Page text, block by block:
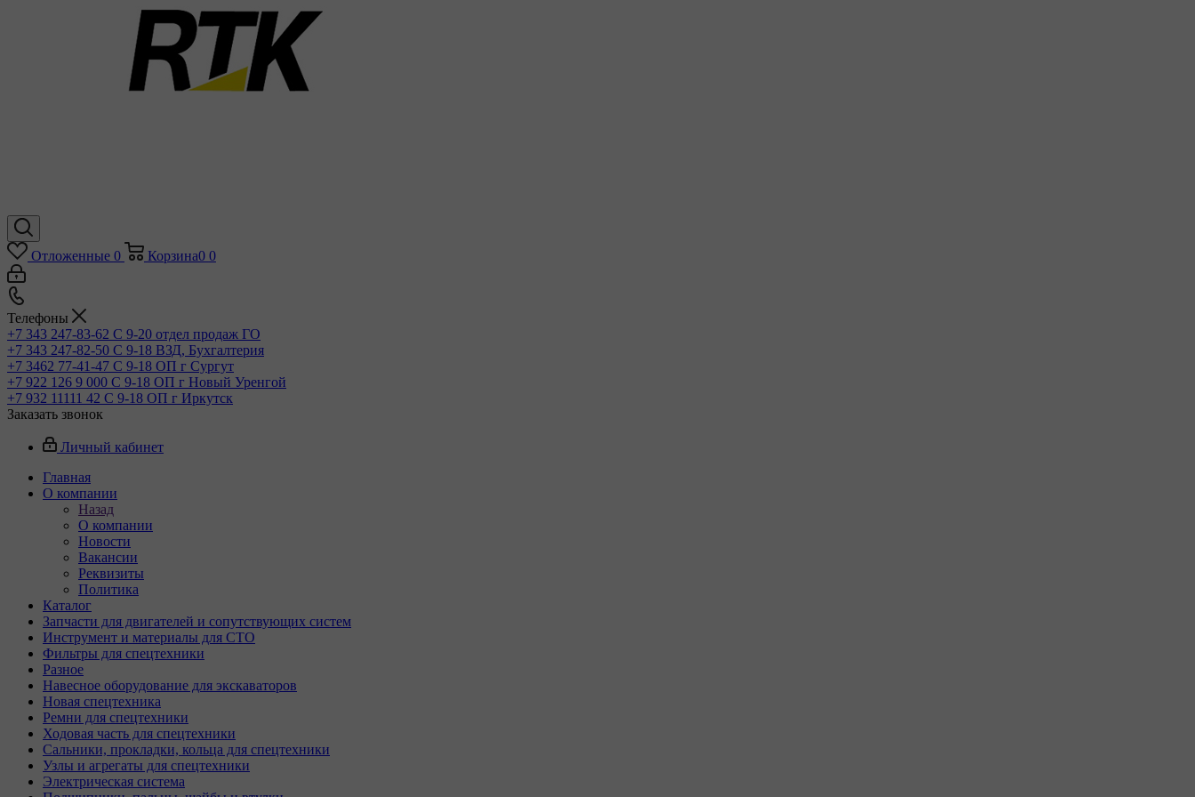
Отложенные 0 Корзина0 0
Телефоны
+7 343 247-83-62 С 9-20 отдел продаж ГО
+7 343 247-82-50 С 9-18 ВЗД, Бухгалтерия
+7 3462 77-41-47 С 9-18 ОП г Сургут
+7 922 126 9 000 С 9-18 ОП г Новый Уренгой
+7 932 11111 42 С 9-18 ОП г Иркутск
Заказать звонок
Личный кабинет
Главная
О компании
Назад
О компании
Новости
Вакансии
Реквизиты
Политика
Каталог
Запчасти для двигателей и сопутствующих систем
Инструмент и материалы для СТО
Фильтры для спецтехники
Разное
Навесное оборудование для экскаваторов
Новая спецтехника
Ремни для спецтехники
Ходовая часть для спецтехники
Сальники, прокладки, кольца для спецтехники
Узлы и агрегаты для спецтехники
Электрическая система